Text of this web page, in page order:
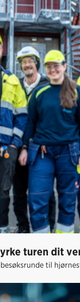
turen dit
til